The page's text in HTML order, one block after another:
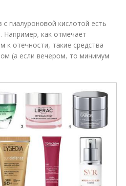
гиалуроновой кислотой есть
Например, как отмечает
к отечности, такие средства
(а если вечером, то минимум